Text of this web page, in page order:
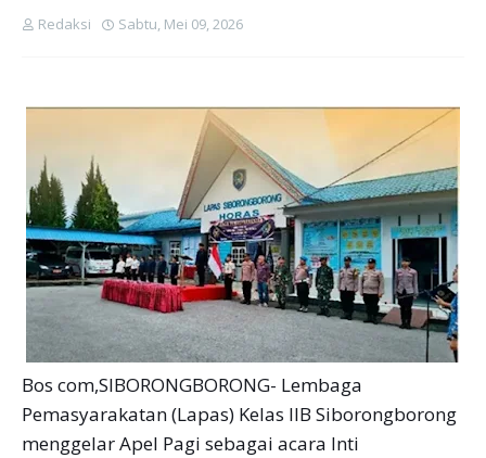
Redaksi Sabtu, Mei 09, 2026
Bos com,SIBORONGBORONG- Lembaga
Pemasyarakatan (Lapas) Kelas IIB Siborongborong
menggelar Apel Pagi sebagai acara Inti